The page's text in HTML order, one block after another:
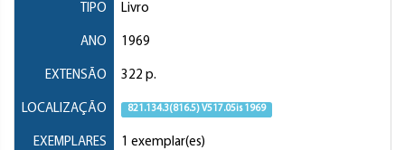
TIPO Livro
ANO 1969
EXTENSÃO 322 p.
LOCALIZAÇÃO 821.134.3(816.5) V517.05is 1969
EXEMPLARES 1 exemplar(es)